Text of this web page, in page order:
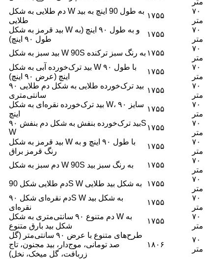
متر
دم طلایی به شکل W به طول 90 اینچ به بید
طلایی
۱۷۵۵
۷۰
متر
بید قرمز به شکل W و به طول ۹۰ اینچ (به
طول ۹۰ اینچ)
۱۷۵۵
۷۰
متر
بید سبز به شکل W 90S به رنگ سبز ترکنده ۱۷۵۵
۷۰
متر
بید ترک‌خورده آبی به شکل W با طول ۹۰
اینچ (عرض ۹۰ اینچ)
۱۷۵۵
۷۰
متر
بید ترک‌خورده طلایی به شکل دم طلایی ۹۰
سانتی‌متری
۱۷۵۵
۷۰
متر
بید ترک‌خورده نقره‌ای به شکل W، سایز ۹۰
اینچ
۱۷۵۵
۷۰
متر
بید ترک‌خورده بنفش به شکل دم بنفش ۹۰S
W
۱۷۵۵
۷۰
متر
بید قرمز به شکل W با طول ۹۰ اینچ و به
رنگ قرمز براق
۱۷۵۵
۷۰
متر
دم سبز به شکل W 90S به رنگ سبز بید
۱۷۵۵
۷۰
متر
دم طلایی شکل 90S W به شکل بید طلایی
۱۷۵۵
۷۰
متر
دم نقره‌ای شکل ۹۰S W به شکل بید
نقره‌ای
۱۷۵۵
۷۰
متر
دم متنوع ۹۰ سانتی‌متری به شکل W به
شکل بید بارق متنوع
۱۷۵۵
۷۰
متر
طرح‌های متنوع با عرض ۹۰ سانتی‌متر (گل
صد تومانی، موج‌دار، بید مجنون، تاج
زربافت، گل میخک، نخل)
۱۸۰۶
۷۰
متر